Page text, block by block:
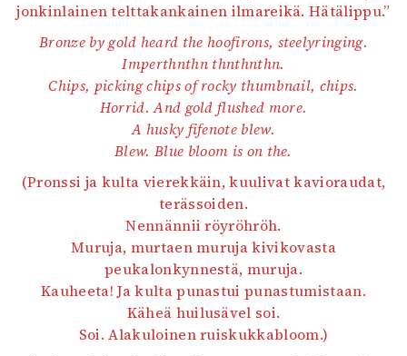
jonkinlainen telttakankainen ilmareikä. Hätälippu.”
Bronze by gold heard the hoofirons, steelyringing.
Imperthnthn thnthnthn.
Chips, picking chips of rocky thumbnail, chips.
Horrid. And gold flushed more.
A husky fifenote blew.
Blew. Blue bloom is on the.
(Pronssi ja kulta vierekkäin, kuulivat kavioraudat,
terässoiden.
Nennännii röyröhröh.
Muruja, murtaen muruja kivikovasta
peukalonkynnestä, muruja.
Kauheeta! Ja kulta punastui punastumistaan.
Käheä huilusävel soi.
Soi. Alakuloinen ruiskukkabloom.)